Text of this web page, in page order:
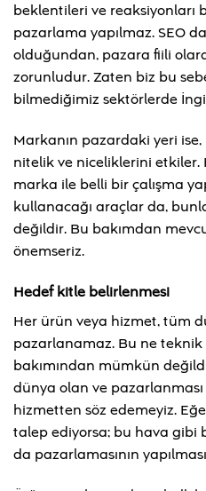
beklentileri ve reaksiyonları
pazarlama yapılmaz. SEO
olduğundan, pazara fiili
zorunludur. Zaten biz bu
bilmediğimiz sektörlerde
Markanın pazardaki yeri
nitelik ve niceliklerini etkiler.
marka ile belli bir çalışma
kullanacağı araçlar da,
değildir. Bu bakımdan
önemseriz.
Hedef kitle belirlenmesi
Her ürün veya hizmet, tüm
pazarlanamaz. Bu ne
bakımından mümkün
dünya olan ve
hizmetten söz edemeyiz.
talep ediyorsa; bu hava gibi
da pazarlamasının